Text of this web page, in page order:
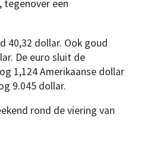
tegenover een
40,32 dollar. Ook goud
De euro sluit de
1,124 Amerikaanse dollar
9.045 dollar.
rond de viering van